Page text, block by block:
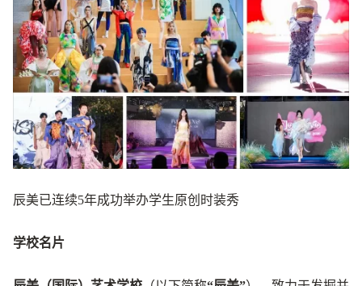
辰美已连续5年成功举办学生原创时装秀
学校名片